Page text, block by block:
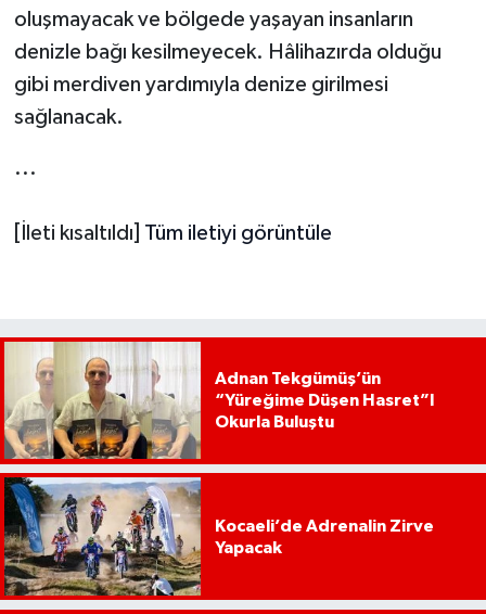
oluşmayacak ve bölgede yaşayan insanların
denizle bağı kesilmeyecek. Hâlihazırda olduğu
gibi merdiven yardımıyla denize girilmesi
sağlanacak.
...
[İleti kısaltıldı] Tüm iletiyi görüntüle
Adnan Tekgümüş’ün
“Yüreğime Düşen Hasret”I
Okurla Buluştu
Kocaeli’de Adrenalin Zirve
Yapacak